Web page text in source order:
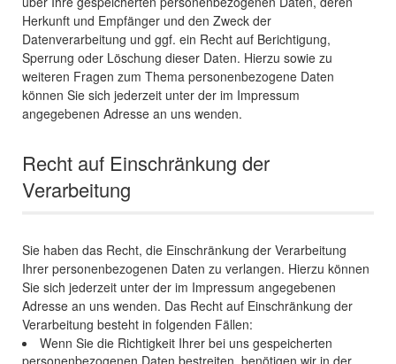
Herkunft und Empfänger und den Zweck der
Datenverarbeitung und ggf. ein Recht auf Berichtigung,
Sperrung oder Löschung dieser Daten. Hierzu sowie zu
weiteren Fragen zum Thema personenbezogene Daten
können Sie sich jederzeit unter der im Impressum
angegebenen Adresse an uns wenden.
Recht auf Einschränkung der
Verarbeitung
Sie haben das Recht, die Einschränkung der Verarbeitung
Ihrer personenbezogenen Daten zu verlangen. Hierzu können
Sie sich jederzeit unter der im Impressum angegebenen
Adresse an uns wenden. Das Recht auf Einschränkung der
Verarbeitung besteht in folgenden Fällen:
Wenn Sie die Richtigkeit Ihrer bei uns gespeicherten